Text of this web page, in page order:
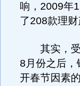
响，2009年
了208款理
其实，受
8月份之后
开春节因素